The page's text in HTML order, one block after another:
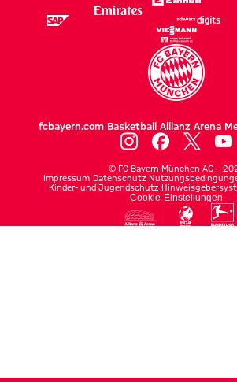
fcbayern.com Basketball Allianz Arena
© FC Bayern München AG –
Impressum Datenschutz
Kinder- und Jugendschutz
Cookie-Einstellungen